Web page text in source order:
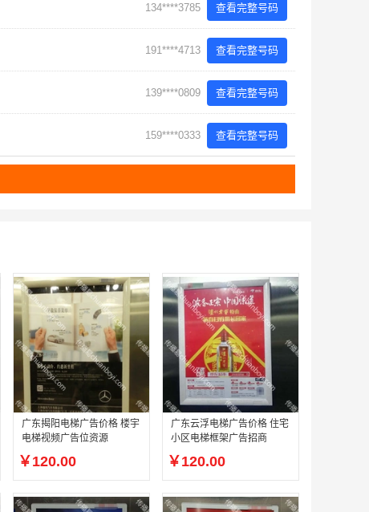
134****3785 查看完整号码
191****4713 查看完整号码
139****0809 查看完整号码
159****0333 查看完整号码
广东揭阳电梯广告价格 楼宇
电梯视频广告位资源
￥120.00
广东云浮电梯广告价格 住宅
小区电梯框架广告招商
￥120.00